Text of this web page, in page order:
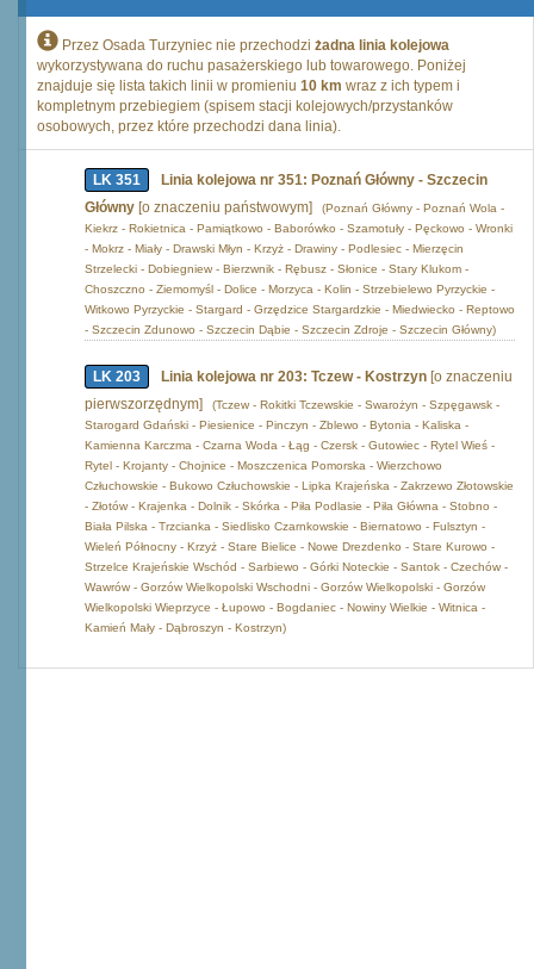
Przez Osada Turzyniec nie przechodzi żadna linia kolejowa
wykorzystywana do ruchu pasażerskiego lub towarowego. Poniżej
znajduje się lista takich linii w promieniu 10 km wraz z ich typem i
kompletnym przebiegiem (spisem stacji kolejowych/przystanków
osobowych, przez które przechodzi dana linia).
LK 351
Linia kolejowa nr 351: Poznań Główny - Szczecin
Główny [o znaczeniu państwowym]
(Poznań Główny - Poznań Wola -
Kiekrz - Rokietnica - Pamiątkowo - Baborówko - Szamotuły - Pęckowo - Wronki
- Mokrz - Miały - Drawski Młyn - Krzyż - Drawiny - Podlesiec - Mierzęcin
Strzelecki - Dobiegniew - Bierzwnik - Rębusz - Słonice - Stary Klukom -
Choszczno - Ziemomyśl - Dolice - Morzyca - Kolin - Strzebielewo Pyrzyckie -
Witkowo Pyrzyckie - Stargard - Grzędzice Stargardzkie - Miedwiecko - Reptowo
- Szczecin Zdunowo - Szczecin Dąbie - Szczecin Zdroje - Szczecin Główny)
LK 203 Linia kolejowa nr 203: Tczew - Kostrzyn [o znaczeniu
pierwszorzędnym]
(Tczew - Rokitki Tczewskie - Swarożyn - Szpęgawsk -
Starogard Gdański - Piesienice - Pinczyn - Zblewo - Bytonia - Kaliska -
Kamienna Karczma - Czarna Woda - Łąg - Czersk - Gutowiec - Rytel Wieś -
Rytel - Krojanty - Chojnice - Moszczenica Pomorska - Wierzchowo
Człuchowskie - Bukowo Człuchowskie - Lipka Krajeńska - Zakrzewo Złotowskie
- Złotów - Krajenka - Dolnik - Skórka - Piła Podlasie - Piła Główna - Stobno -
Biała Pilska - Trzcianka - Siedlisko Czarnkowskie - Biernatowo - Fulsztyn -
Wieleń Północny - Krzyż - Stare Bielice - Nowe Drezdenko - Stare Kurowo -
Strzelce Krajeńskie Wschód - Sarbiewo - Górki Noteckie - Santok - Czechów -
Wawrów - Gorzów Wielkopolski Wschodni - Gorzów Wielkopolski - Gorzów
Wielkopolski Wieprzyce - Łupowo - Bogdaniec - Nowiny Wielkie - Witnica -
Kamień Mały - Dąbroszyn - Kostrzyn)